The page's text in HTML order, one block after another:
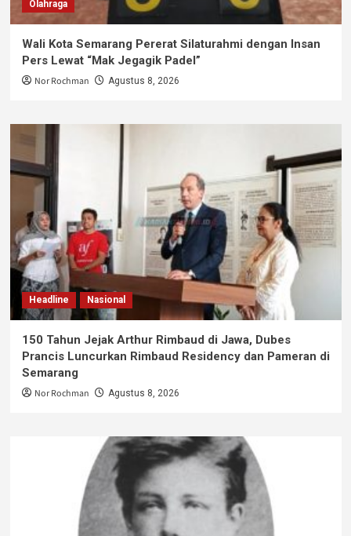
Olahraga
Wali Kota Semarang Pererat Silaturahmi dengan Insan
Pers Lewat “Mak Jegagik Padel”
Nor Rochman Agustus 8, 2026
Headline Nasional
150 Tahun Jejak Arthur Rimbaud di Jawa, Dubes
Prancis Luncurkan Rimbaud Residency dan Pameran di
Semarang
Nor Rochman Agustus 8, 2026